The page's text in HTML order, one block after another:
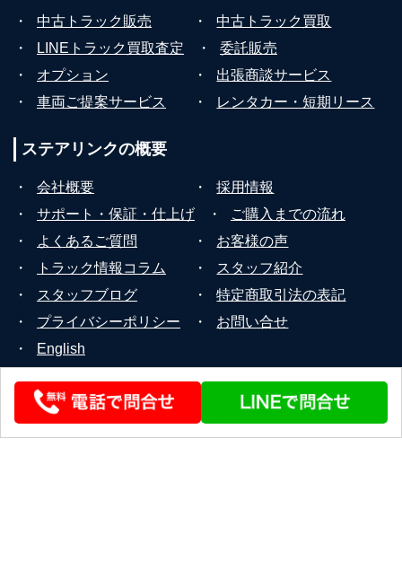
・ 中古トラック販売 ・
中古トラック買取
・
LINEトラック買取査定 ・
委託販売
・
オプション ・
出張商談サービス
・
車両ご提案サービス ・ レンタカー・短期リース
ステアリンクの概要
・ 会社概要 ・
採用情報
・
サポート・保証・仕上げ ・
ご購入までの流れ
・
よくあるご質問 ・
お客様の声
・
トラック情報コラム ・
スタッフ紹介
・
スタッフブログ ・
特定商取引法の表記
・
プライバシーポリシー ・
お問い合せ
・
English
© 2026 STEERLINK Co.,Ltd